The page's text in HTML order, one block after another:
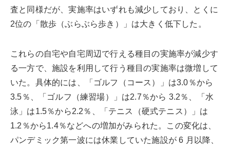
査と同様だが、実施率はいずれも減少しており、とくに
2位の「散歩（ぶらぶら歩き）」は大きく低下した。
これらの自宅や自宅周辺で行える種目の実施率が減少す
る一方で、施設を利用して行う種目の実施率は微増して
いた。具体的には、「ゴルフ（コース）」は3.0％から
3.5％、「ゴルフ（練習場）」は2.7％から 3.2％、「水
泳」は1.5％から2.2％、「テニス（硬式テニス）」は
1.2％から1.4％などへの増加がみられた。この変化は、
パンデミック第一波には休業していた施設が 6 月以降、